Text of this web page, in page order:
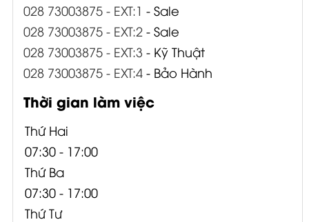
028 73003875 - EXT:1 - Sale
028 73003875 - EXT:2- Sale
028 73003875 - EXT:3 - Kỹ Thuật
028 73003875 - EXT:4- Bảo Hành
Thời gian làm việc
Thứ Hai
07:30 - 17:00
Thứ Ba
07:30 - 17:00
Thứ Tư